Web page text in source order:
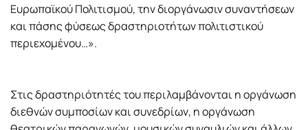
Ευρωπαϊκού Πολιτισμού, την διοργάνωσιν συναντήσεων
και πάσης φύσεως δραστηριοτήτων πολιτιστικού
περιεχομένου…».
Στις δραστηριότητές του περιλαμβάνονται η οργάνωση
διεθνών συμποσίων και συνεδρίων, η οργάνωση